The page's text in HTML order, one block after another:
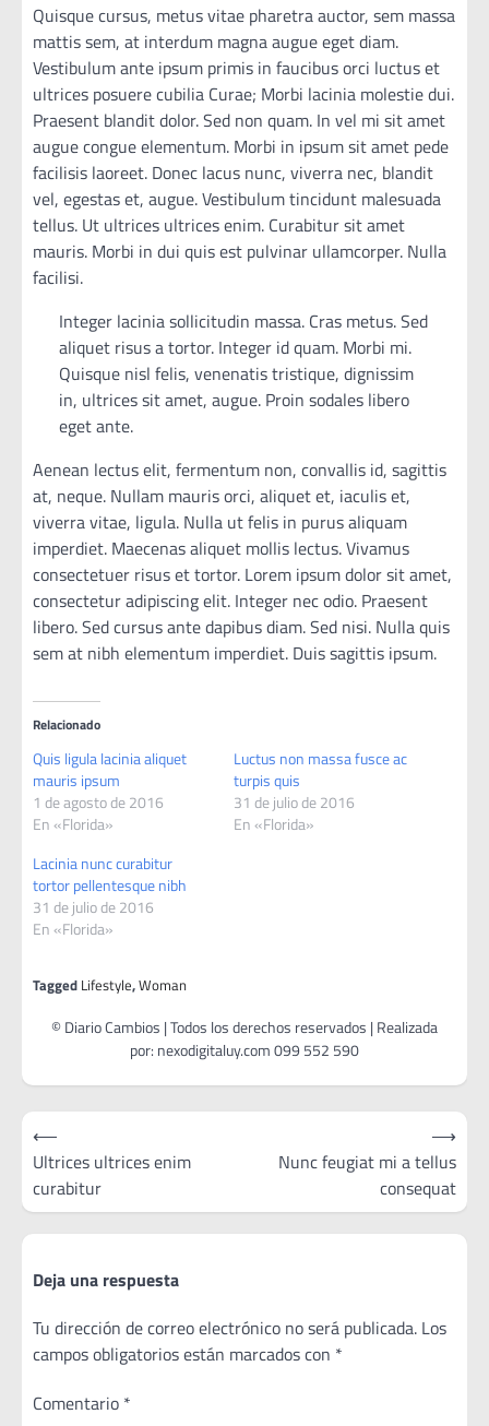
Quisque cursus, metus vitae pharetra auctor, sem massa
mattis sem, at interdum magna augue eget diam.
Vestibulum ante ipsum primis in faucibus orci luctus et
ultrices posuere cubilia Curae; Morbi lacinia molestie dui.
Praesent blandit dolor. Sed non quam. In vel mi sit amet
augue congue elementum. Morbi in ipsum sit amet pede
facilisis laoreet. Donec lacus nunc, viverra nec, blandit
vel, egestas et, augue. Vestibulum tincidunt malesuada
tellus. Ut ultrices ultrices enim. Curabitur sit amet
mauris. Morbi in dui quis est pulvinar ullamcorper. Nulla
facilisi.
Integer lacinia sollicitudin massa. Cras metus. Sed
aliquet risus a tortor. Integer id quam. Morbi mi.
Quisque nisl felis, venenatis tristique, dignissim
in, ultrices sit amet, augue. Proin sodales libero
eget ante.
Aenean lectus elit, fermentum non, convallis id, sagittis
at, neque. Nullam mauris orci, aliquet et, iaculis et,
viverra vitae, ligula. Nulla ut felis in purus aliquam
imperdiet. Maecenas aliquet mollis lectus. Vivamus
consectetuer risus et tortor. Lorem ipsum dolor sit amet,
consectetur adipiscing elit. Integer nec odio. Praesent
libero. Sed cursus ante dapibus diam. Sed nisi. Nulla quis
sem at nibh elementum imperdiet. Duis sagittis ipsum.
Relacionado
Quis ligula lacinia aliquet
mauris ipsum
1 de agosto de 2016
En «Florida»
Luctus non massa fusce ac
turpis quis
31 de julio de 2016
En «Florida»
Lacinia nunc curabitur
tortor pellentesque nibh
31 de julio de 2016
En «Florida»
Tagged Lifestyle,Woman
Navegación
de
entradas
⟵
Ultrices ultrices enim
curabitur
Nunc feugiat mi a tellus
consequat
⟶
Deja una respuesta
Tu dirección de correo electrónico no será publicada. Los
campos obligatorios están marcados con *
Comentario *